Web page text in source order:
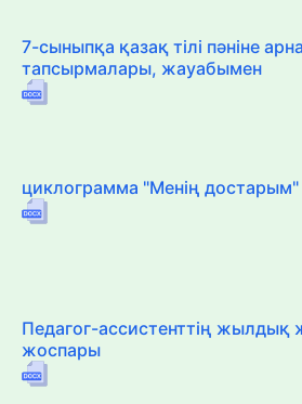
7-сыныпқа қазақ тілі пәніне
тапсырмалары, жауабымен
циклограмма "Менің достарым"
Педагог-ассистенттің жылдық
жоспары